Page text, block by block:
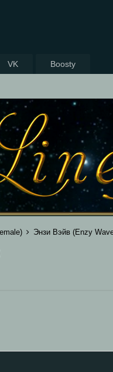
VK Boosty
Энзи Вэйв (Enzy